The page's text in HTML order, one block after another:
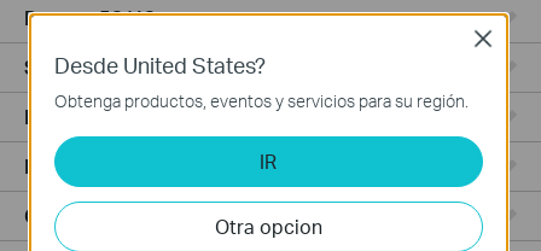
Routers 5G/4G
Switches Smart
Punto de Acceso
Routers de Alta Potencia
Cámaras y seguridad
Desde United States?
Obtenga productos, eventos y servicios para su región.
IR
Otra opcion
Close